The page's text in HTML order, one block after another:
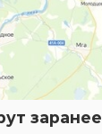
заранее